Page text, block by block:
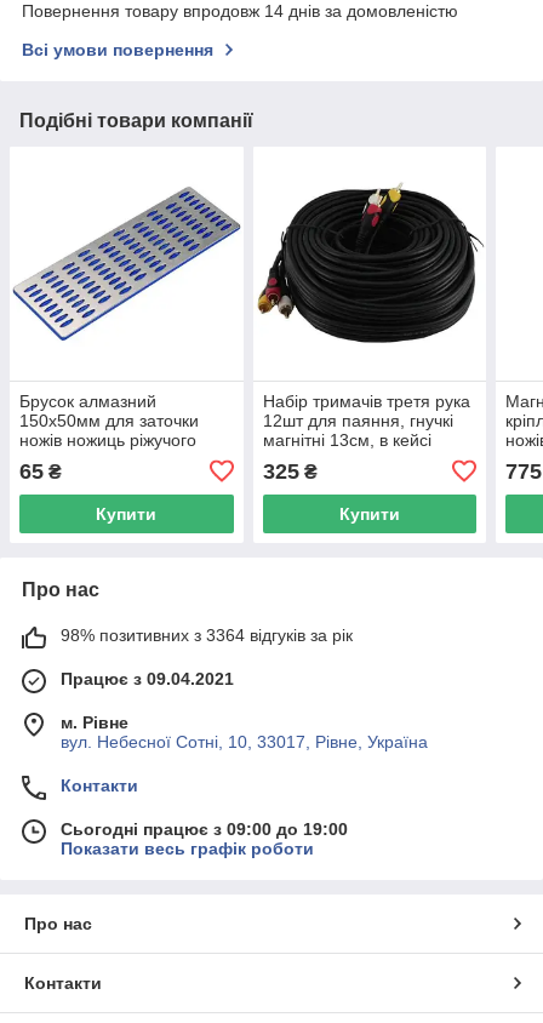
Повернення товару впродовж 14 днів за домовленістю
Всі умови повернення
Подібні товари компанії
Брусок алмазний
150x50мм для заточки
ножів ножиць ріжучого
65 ₴
Купити
Набір тримачів третя рука
12шт для паяння, гнучкі
магнітні 13см, в кейсі
325₴
Купити
775
Про нас
98% позитивних з 3364 відгуків за рік
Працює з 09.04.2021
м. Рівне
вул. Небесної Сотні, 10, 33017, Рівне, Україна
Контакти
Сьогодні працює з 09:00 до 19:00
Показати весь графік роботи
Про нас
Контакти